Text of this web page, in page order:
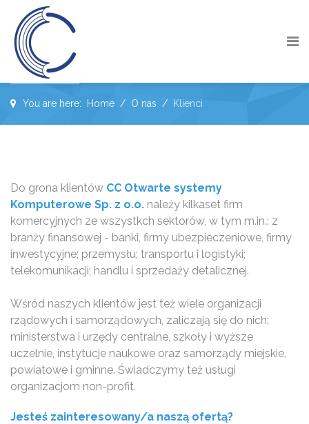
You are here: Home O nas Klienci
Do grona klientów CC Otwarte systemy
Komputerowe Sp. z o.o. należy kilkaset firm
komercyjnych ze wszystkch sektorów, w tym m.in.: z
branży finansowej - banki, firmy ubezpieczeniowe, firmy
inwestycyjne; przemysłu; transportu i logistyki;
telekomunikacji; handlu i sprzedaży detalicznej.
Wśród naszych klientów jest też wiele organizacji
rządowych i samorządowych, zaliczają się do nich:
ministerstwa i urzędy centralne, szkoły i wyższe
uczelnie, instytucje naukowe oraz samorządy miejskie,
powiatowe i gminne. Świadczymy też usługi
organizacjom non-profit.
Jesteś zainteresowany/a naszą ofertą?